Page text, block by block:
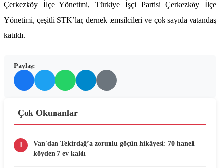
Çerkezköy İlçe Yönetimi, Türkiye İşçi Partisi Çerkezköy İlçe
Yönetimi, çeşitli STK’lar, dernek temsilcileri ve çok sayıda vatandaş
katıldı.
Paylaş:
Çok Okunanlar
1
Van'dan Tekirdağ’a zorunlu göçün hikâyesi: 70 haneli
köyden 7 ev kaldı